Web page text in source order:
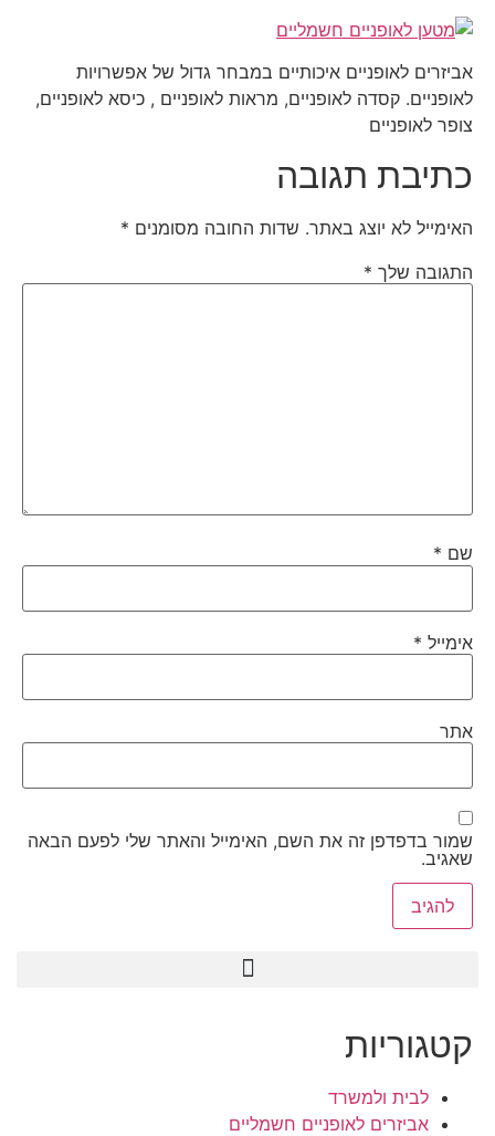
אביזרים לאופניים איכותיים במבחר גדול של אפשרויות
לאופניים. קסדה לאופניים, מראות לאופניים , כיסא לאופניים,
צופר לאופניים
כתיבת תגובה
האימייל לא יוצג באתר. שדות החובה מסומנים *
התגובה שלך *
שם *
אימייל *
אתר
שמור בדפדפן זה את השם, האימייל והאתר שלי לפעם הבאה
שאגיב.
קטגוריות
לבית ולמשרד
אביזרים לאופניים חשמליים